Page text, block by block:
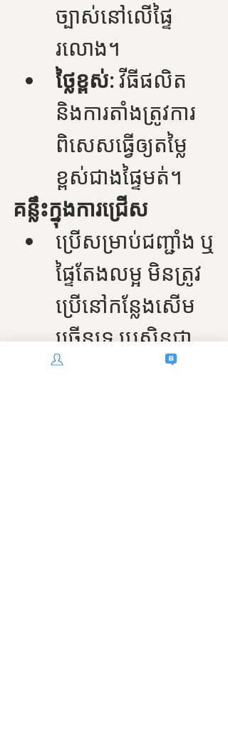
ច្បាស់នៅលើផ្ទៃ
រលោង។
ថ្លៃខ្ពស់: វីធីផលិត
និងការតាំងត្រូវការ
ពិសេសធ្វើឲ្យតម្លៃ
ខ្ពស់ជាងផ្ទៃមត់។
គន្លឹះក្នុងការជ្រើស
ប្រើសម្រាប់ជញ្ជាំង ឬ
ផ្ទៃតែងលម្អ មិនត្រូវ
ប្រើនៅកន្លែងសើម
ច្រើនទេ ប្រសិនជា
ចង់ប្រើជាន់ ជ្រើស